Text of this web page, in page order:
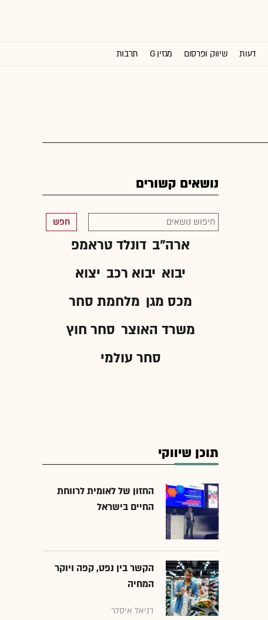
דעות שיווק ופרסום מגזין G תרבות
נושאים קשורים
חפש
ארה"ב דונלד טראמפ
יבוא יבוא רכב יצוא
מכס מגן מלחמת סחר
משרד האוצר סחר חוץ
סחר עולמי
תוכן שיווקי
החזון של לאומית לרווחת
החיים בישראל
הקשר בין נפט, קפה ויוקר
המחיה
דניאל איסלר